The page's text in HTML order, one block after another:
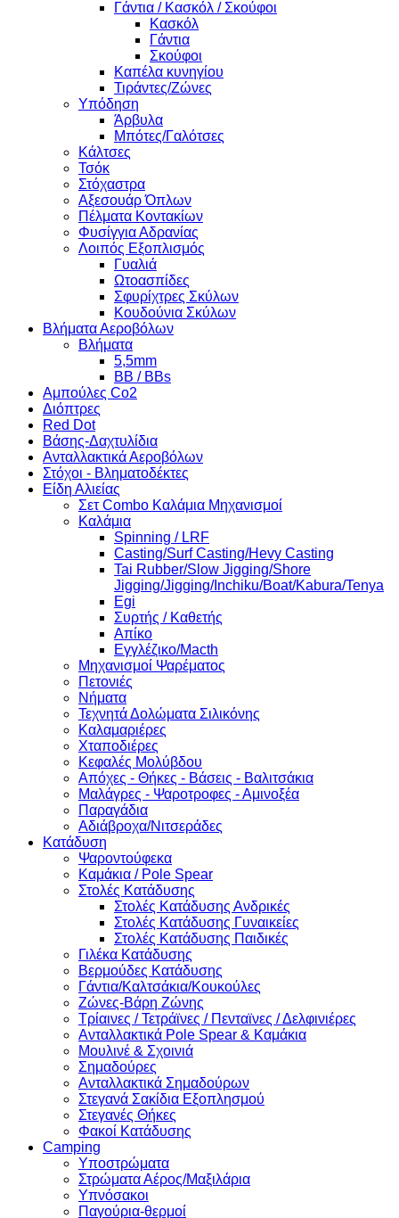
Γάντια / Κασκόλ / Σκούφοι
Κασκόλ
Γάντια
Σκούφοι
Καπέλα κυνηγίου
Τιράντες/Ζώνες
Υπόδηση
Άρβυλα
Μπότες/Γαλότσες
Κάλτσες
Τσόκ
Στόχαστρα
Αξεσουάρ Όπλων
Πέλματα Κοντακίων
Φυσίγγια Αδρανίας
Λοιπός Εξοπλισμός
Γυαλιά
Ωτοασπίδες
Σφυρίχτρες Σκύλων
Κουδούνια Σκύλων
Βλήματα Αεροβόλων
Βλήματα
5,5mm
BB / BBs
Αμπούλες Co2
Διόπτρες
Red Dot
Βάσης-Δαχτυλίδια
Ανταλλακτικά Αεροβόλων
Στόχοι - Βληματοδέκτες
Είδη Αλιείας
Σετ Combo Καλάμια Μηχανισμοί
Καλάμια
Spinning / LRF
Casting/Surf Casting/Hevy Casting
Tai Rubber/Slow Jigging/Shore
Jigging/Jigging/Inchiku/Boat/Kabura/Tenya
Egi
Συρτής / Καθετής
Απίκο
Εγγλέζικο/Macth
Μηχανισμοί Ψαρέματος
Πετονιές
Νήματα
Τεχνητά Δολώματα Σιλικόνης
Καλαμαριέρες
Χταποδιέρες
Κεφαλές Μολύβδου
Απόχες - Θήκες - Βάσεις - Βαλιτσάκια
Μαλάγρες - Ψαροτροφες - Αμινοξέα
Παραγάδια
Αδιάβροχα/Νιτσεράδες
Κατάδυση
Ψαροντούφεκα
Καμάκια / Pole Spear
Στολές Κατάδυσης
Στολές Κατάδυσης Ανδρικές
Στολές Κατάδυσης Γυναικείες
Στολές Κατάδυσης Παιδικές
Γιλέκα Κατάδυσης
Βερμούδες Κατάδυσης
Γάντια/Καλτσάκια/Κουκούλες
Ζώνες-Βάρη Ζώνης
Τρίαινες / Τετράϊνες / Πενταϊνες / Δελφινιέρες
Ανταλλακτικά Pole Spear & Καμάκια
Μουλινέ & Σχοινιά
Σημαδούρες
Ανταλλακτικά Σημαδούρων
Στεγανά Σακίδια Εξοπλησμού
Στεγανές Θήκες
Φακοί Κατάδυσης
Camping
Υποστρώματα
Στρώματα Αέρος/Μαξιλάρια
Υπνόσακοι
Παγούρια-θερμοί